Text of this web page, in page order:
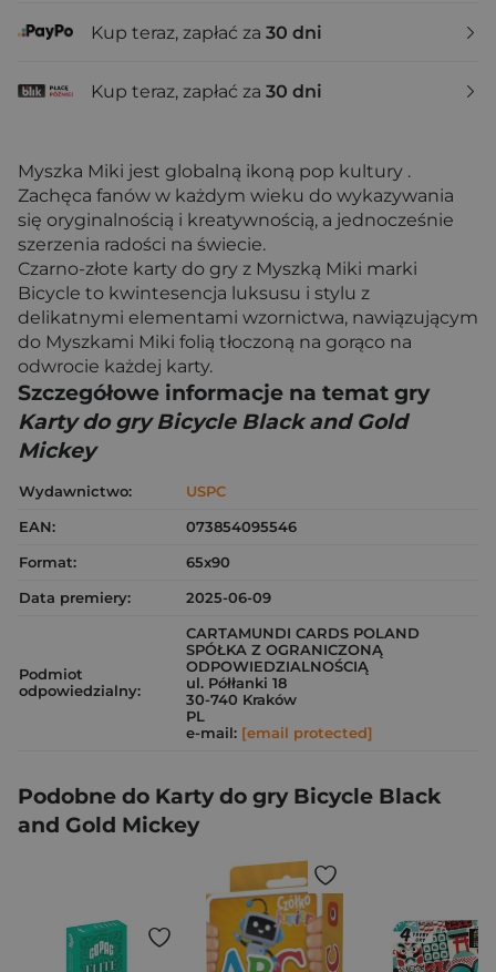
Kup teraz, zapłać za 30 dni
Kup teraz, zapłać za 30 dni
Myszka Miki jest globalną ikoną pop kultury .
Zachęca fanów w każdym wieku do wykazywania
się oryginalnością i kreatywnością, a jednocześnie
szerzenia radości na świecie.
Czarno-złote karty do gry z Myszką Miki marki
Bicycle to kwintesencja luksusu i stylu z
delikatnymi elementami wzornictwa, nawiązującym
do Myszkami Miki folią tłoczoną na gorąco na
odwrocie każdej karty.
Szczegółowe informacje na temat gry
Karty do gry Bicycle Black and Gold
Mickey
Wydawnictwo:
USPC
EAN:
073854095546
Format:
65x90
Data premiery:
2025-06-09
Podmiot
odpowiedzialny:
CARTAMUNDI CARDS POLAND
SPÓŁKA Z OGRANICZONĄ
ODPOWIEDZIALNOŚCIĄ
ul. Półłanki 18
30-740 Kraków
PL
e-mail: [email protected]
Podobne do Karty do gry Bicycle Black
and Gold Mickey